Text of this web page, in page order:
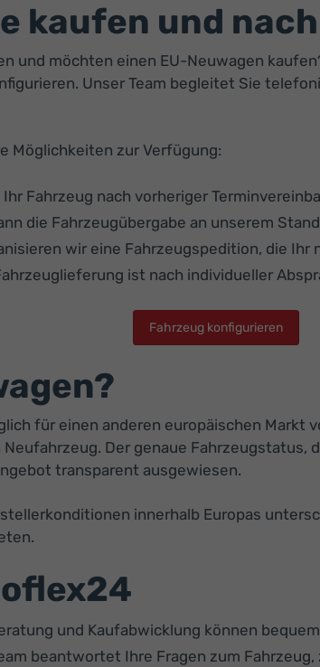
kaufen und
und möchten einen EU-Neuwagen
Unser Team begleitet Sie
Möglichkeiten zur Verfügung:
Ihr Fahrzeug nach vorheriger
die Fahrzeugübergabe an unserem
wir eine Fahrzeugspedition, die
ist nach individueller
Fahrzeug konfigurieren
für einen anderen europäischen
Der genaue
transparent ausgewiesen.
innerhalb Europas
und Kaufabwicklung können
beantwortet Ihre Fragen zum